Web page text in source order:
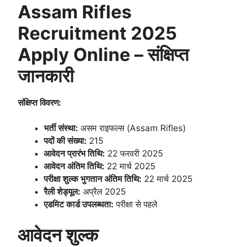
Assam Rifles
Recruitment 2025
Apply Online – संक्षिप्त
जानकारी
संक्षिप्त विवरण:
भर्ती संस्था: असम राइफल्स (Assam Rifles)
पदों की संख्या: 215
आवेदन प्रारंभ तिथि: 22 फरवरी 2025
आवेदन अंतिम तिथि: 22 मार्च 2025
परीक्षा शुल्क भुगतान अंतिम तिथि: 22 मार्च 2025
रैली शेड्यूल: अप्रैल 2025
एडमिट कार्ड उपलब्धता: परीक्षा से पहले
आवेदन शुल्क